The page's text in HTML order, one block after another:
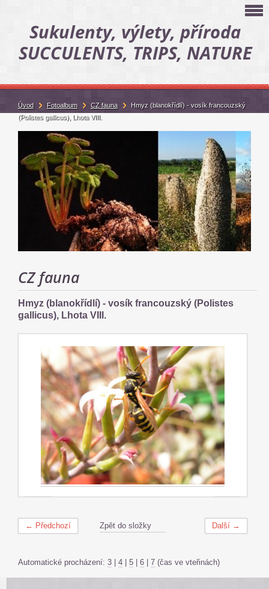
Sukulenty, výlety, příroda
SUCCULENTS, TRIPS, NATURE
CZ fauna
Hmyz (blanokřídlí) - vosík francouzský (Polistes
gallicus), Lhota VIII.
← Předchozí Další →
Zpět do složky
Automatické procházení: 3 | 4 | 5 | 6 | 7 (čas ve vteřinách)
Úvod Fotoalbum CZ fauna
Hmyz (blanokřídlí) - vosík francouzský
(Polistes gallicus), Lhota VIII.